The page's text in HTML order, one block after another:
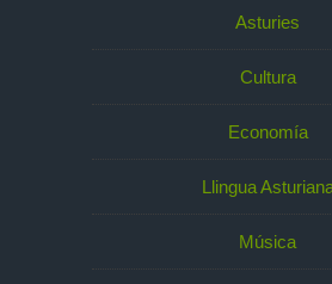
Asturies
Cultura
Economía
Llingua
Música